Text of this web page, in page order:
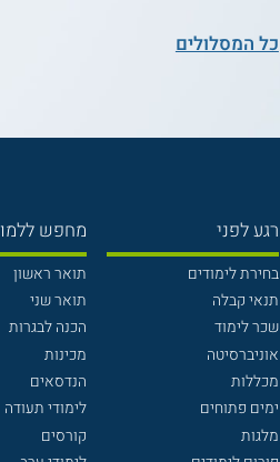
כל המסלולים
רגע לפני
בחירת לימודים
תנאי קבלה
שכר לימוד
אוניברסיטה
מכללות
ימים פתוחים
מלגות
מחפש
תואר ראשון
תואר שני
הכנה לבגרות
מכינות
הנדסאים
לימודי תעודה
קורסים